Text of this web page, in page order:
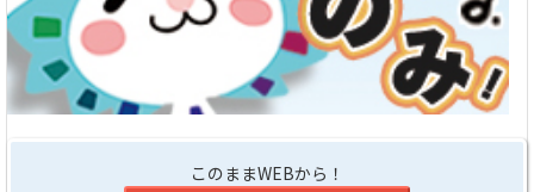
このままWEBから！